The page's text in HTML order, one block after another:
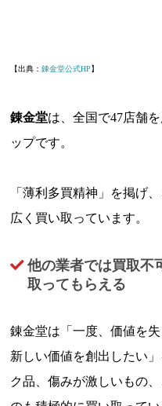
【出典：錬金堂公式HP】
錬金堂は、全国で47店舗
ップです。
「薄利多買精神」を掲げ
広く買い取っています。
他の業者では買取不
取ってもらえる
錬金堂は「一度、価値を
新しい価値を創出したい
ク品、傷みが激しいもの